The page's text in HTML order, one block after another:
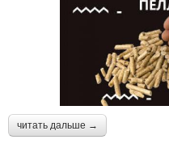
читать дальше →